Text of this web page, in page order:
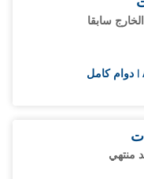
سابقا
منتهي